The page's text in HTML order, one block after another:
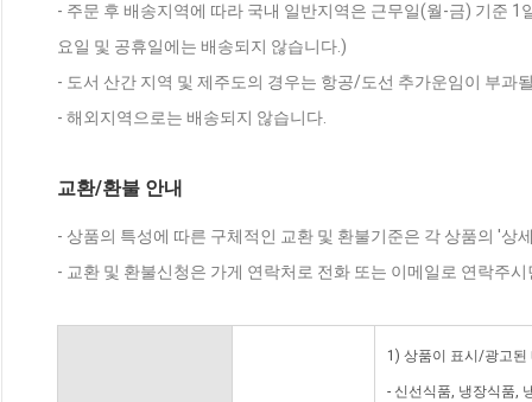
- 주문 후 배송지역에 따라 국내 일반지역은 근무일(월-금) 기준
요일 및 공휴일에는 배송되지 않습니다.)
- 도서 산간 지역 및 제주도의 경우는 항공/도선 추가운임이 부과
- 해외지역으로는 배송되지 않습니다.
교환/환불 안내
- 상품의 특성에 따른 구체적인 교환 및 환불기준은 각 상품의 '상
- 교환 및 환불신청은 가게 연락처로 전화 또는 이메일로 연락주
1) 상품이 표시/광고된
- 신선식품, 냉장식품,